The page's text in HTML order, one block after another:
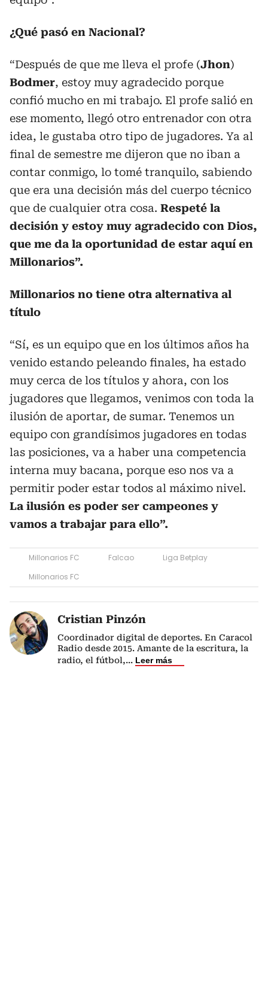
¿Qué pasó en Nacional?
“Después de que me lleva el profe (Jhon)
Bodmer, estoy muy agradecido porque
confió mucho en mi trabajo. El profe salió en
ese momento, llegó otro entrenador con otra
idea, le gustaba otro tipo de jugadores. Ya al
final de semestre me dijeron que no iban a
contar conmigo, lo tomé tranquilo, sabiendo
que era una decisión más del cuerpo técnico
que de cualquier otra cosa. Respeté la
decisión y estoy muy agradecido con Dios,
que me da la oportunidad de estar aquí en
Millonarios”.
Millonarios no tiene otra alternativa al
título
“Sí, es un equipo que en los últimos años ha
venido estando peleando finales, ha estado
muy cerca de los títulos y ahora, con los
jugadores que llegamos, venimos con toda la
ilusión de aportar, de sumar. Tenemos un
equipo con grandísimos jugadores en todas
las posiciones, va a haber una competencia
interna muy bacana, porque eso nos va a
permitir poder estar todos al máximo nivel.
La ilusión es poder ser campeones y
vamos a trabajar para ello”.
Millonarios FC Falcao
Liga Betplay
Millonarios FC
Cristian Pinzón
Coordinador digital de deportes. En Caracol
Radio desde 2015. Amante de la escritura, la
radio, el fútbol,... Leer más